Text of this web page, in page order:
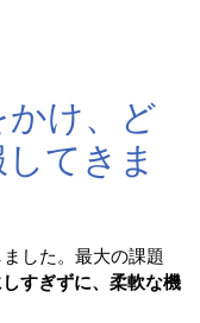
かけ、ど
てきま
した。最大の課題
すぎずに、柔軟な機